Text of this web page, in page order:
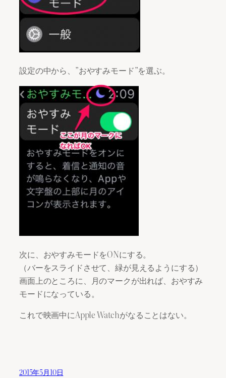
設定の中から、”おやすみモード”を選ぶ。
次に、おやすみモードをONにする。
（バーをスライドさせて、緑が見えるようにする）
画面上のところに、月のマークが出れば、おやすみ
モードになっている。
これで映画中にApple Watchがなることはない。
2015年5月10日